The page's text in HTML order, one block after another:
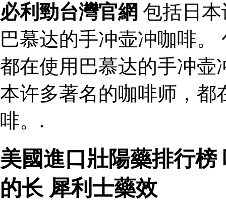
必利勁台灣官網 包括日
巴慕达的手冲壶冲咖啡
都在使用巴慕达的手冲壶
本许多著名的咖啡师，都
啡。.
美國進口壯陽藥排行
的长 犀利士藥效